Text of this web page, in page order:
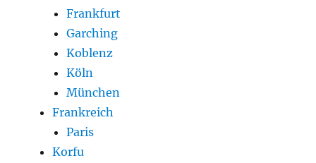
Frankfurt
Garching
Koblenz
Köln
München
Frankreich
Paris
Korfu